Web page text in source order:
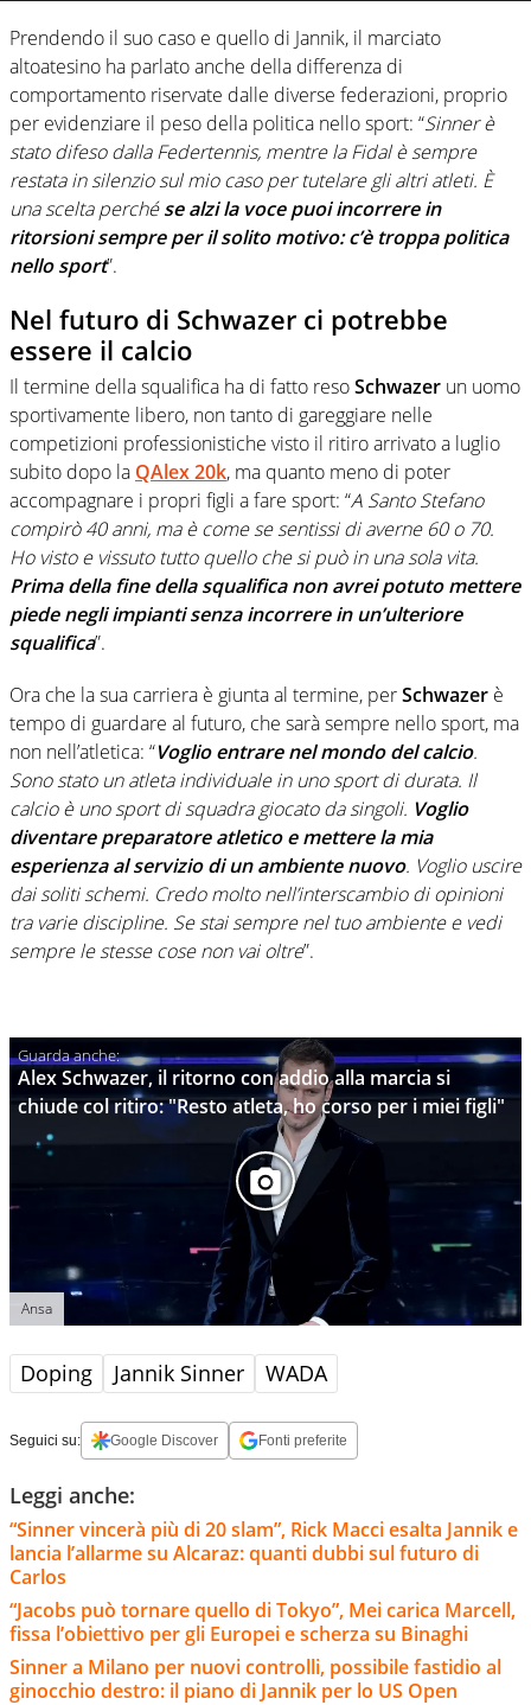
Prendendo il suo caso e quello di Jannik, il marciato
altoatesino ha parlato anche della differenza di
comportamento riservate dalle diverse federazioni, proprio
per evidenziare il peso della politica nello sport: “Sinner è
stato difeso dalla Federtennis, mentre la Fidal è sempre
restata in silenzio sul mio caso per tutelare gli altri atleti. È
una scelta perchése alzi la voce puoi incorrere in
ritorsioni sempre per il solito motivo: c’è troppa politica
nello sport”.
Nel futuro di Schwazer ci potrebbe
essere il calcio
Il termine della squalifica ha di fatto resoSchwazer un uomo
sportivamente libero, non tanto di gareggiare nelle
competizioni professionistiche visto il ritiro arrivato a luglio
subito dopo la QAlex 20k, ma quanto meno di poter
accompagnare i propri figli a fare sport: “A Santo Stefano
compirò 40 anni, ma è come se sentissi di averne 60 o 70.
Ho visto e vissuto tutto quello che si può in una sola vita.
Prima della fine della squalifica non avrei potuto mettere
piede negli impianti senza incorrere in un’ulteriore
squalifica”.
Ora che la sua carriera è giunta al termine, perSchwazer è
tempo di guardare al futuro, che sarà sempre nello sport, ma
non nell’atletica: “Voglio entrare nel mondo del calcio.
Sono stato un atleta individuale in uno sport di durata. Il
calcio è uno sport di squadra giocato da singoli. Voglio
diventare preparatore atletico e mettere la mia
esperienza al servizio di un ambiente nuovo. Voglio uscire
dai soliti schemi. Credo molto nell’interscambio di opinioni
tra varie discipline. Se stai sempre nel tuo ambiente e vedi
sempre le stesse cose non vai oltre”.
Alex Schwazer, il ritorno con addio alla marcia si
chiude col ritiro: "Resto atleta, ho corso per i miei figli"
Ansa
Doping Jannik Sinner WADA
Seguici su: Google Discover Fonti preferite
Leggi anche:
“Sinner vincerà più di 20 slam”, Rick Macci esalta Jannik e
lancia l’allarme su Alcaraz: quanti dubbi sul futuro di
Carlos
“Jacobs può tornare quello di Tokyo”, Mei carica Marcell,
fissa l’obiettivo per gli Europei e scherza su Binaghi
Sinner a Milano per nuovi controlli, possibile fastidio al
ginocchio destro: il piano di Jannik per lo US Open